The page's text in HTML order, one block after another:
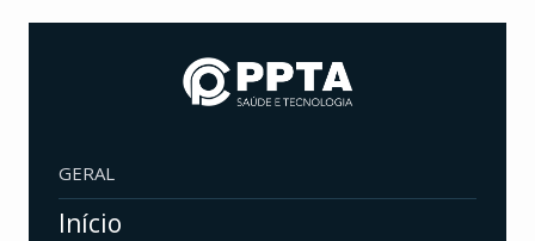
GERAL
Início